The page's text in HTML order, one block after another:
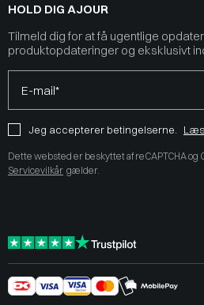
HOLD DIG AJOUR
Tilmeld dig for at få ugentlige
produktopdateringer og eksklusivt
E-mail*
Jeg accepterer betingelserne.
Dette websted er beskyttet af reCAPTCHA og
Servicevilkår gælder.